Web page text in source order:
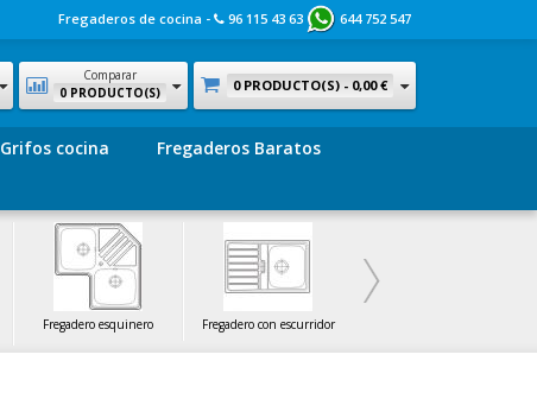
Fregaderos de cocina - 96 115 43 63 644 752 547
0 PRODUCTO(S) - 0,00 €
Comparar
0 PRODUCTO(S)
Grifos cocina
Fregaderos Baratos
Fregadero esquinero Fregadero con escurridor